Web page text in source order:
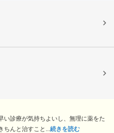
い診療が気持ちよいし、無理に薬をた
ちんと治すこと...続きを読む